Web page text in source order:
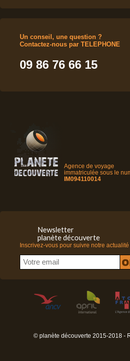
Un conseil, une question ?
Contactez-nous par TELEPHONE
09 86 76 66 15
Agence de voyage
immatriculée sous le
IM094110014
Newsletter
planète découverte
Inscrivez-vous pour suivre notre actualité
© planète découverte 2015-2018 -